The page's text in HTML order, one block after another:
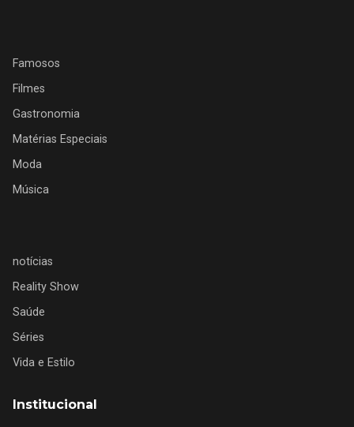
Famosos
Filmes
Gastronomia
Matérias Especiais
Moda
Música
notícias
Reality Show
Saúde
Séries
Vida e Estilo
Institucional